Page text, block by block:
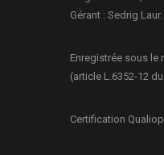
Gérant : Sedrig Laur.
Enregistrée sous le
(article L.6352-12
Certification